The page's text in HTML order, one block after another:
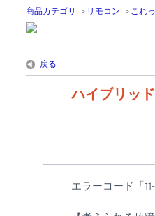
商品カテゴリ > リモコン > これ
戻る
ハイブリッ
エラーコード「